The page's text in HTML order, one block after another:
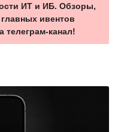
ИТ и ИБ. Обзоры,
ивентов
телеграм-канал!